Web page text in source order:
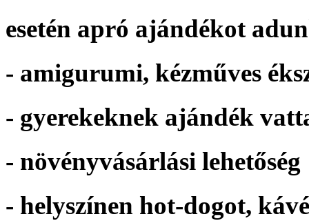
esetén apró ajándékot
- amigurumi, kézműves
- gyerekeknek ajándék
- növényvásárlási lehetőség
- helyszínen hot-dogot,